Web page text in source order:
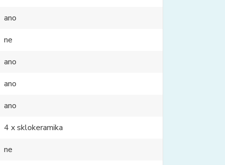
ano
ne
ano
ano
ano
4 x sklokeramika
ne